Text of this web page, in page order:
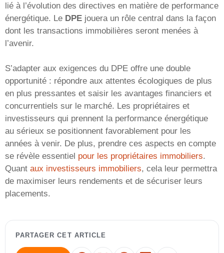
lié à l’évolution des directives en matière de performance
énergétique. Le DPE jouera un rôle central dans la façon
dont les transactions immobilières seront menées à
l’avenir.
S’adapter aux exigences du DPE offre une double
opportunité : répondre aux attentes écologiques de plus
en plus pressantes et saisir les avantages financiers et
concurrentiels sur le marché. Les propriétaires et
investisseurs qui prennent la performance énergétique
au sérieux se positionnent favorablement pour les
années à venir. De plus, prendre ces aspects en compte
se révèle essentiel pour les propriétaires immobiliers.
Quant aux investisseurs immobiliers, cela leur permettra
de maximiser leurs rendements et de sécuriser leurs
placements.
PARTAGER CET ARTICLE